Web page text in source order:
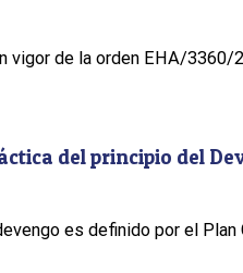
vigor de la orden EHA/3360/
del principio del
es definido por el Plan